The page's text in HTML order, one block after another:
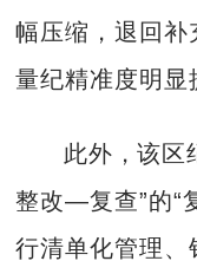
幅压缩，退回补
量纪精准度明显
此外，该
整改—复查”的“
行清单化管理、